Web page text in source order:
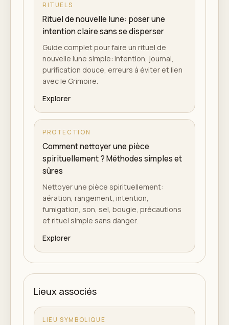
RITUELS
Rituel de nouvelle lune: poser une
intention claire sans se disperser
Guide complet pour faire un rituel de
nouvelle lune simple: intention, journal,
purification douce, erreurs à éviter et lien
avec le Grimoire.
Explorer
PROTECTION
Comment nettoyer une pièce
spirituellement ? Méthodes simples et
sûres
Nettoyer une pièce spirituellement:
aération, rangement, intention,
fumigation, son, sel, bougie, précautions
et rituel simple sans danger.
Explorer
Lieux associés
LIEU SYMBOLIQUE